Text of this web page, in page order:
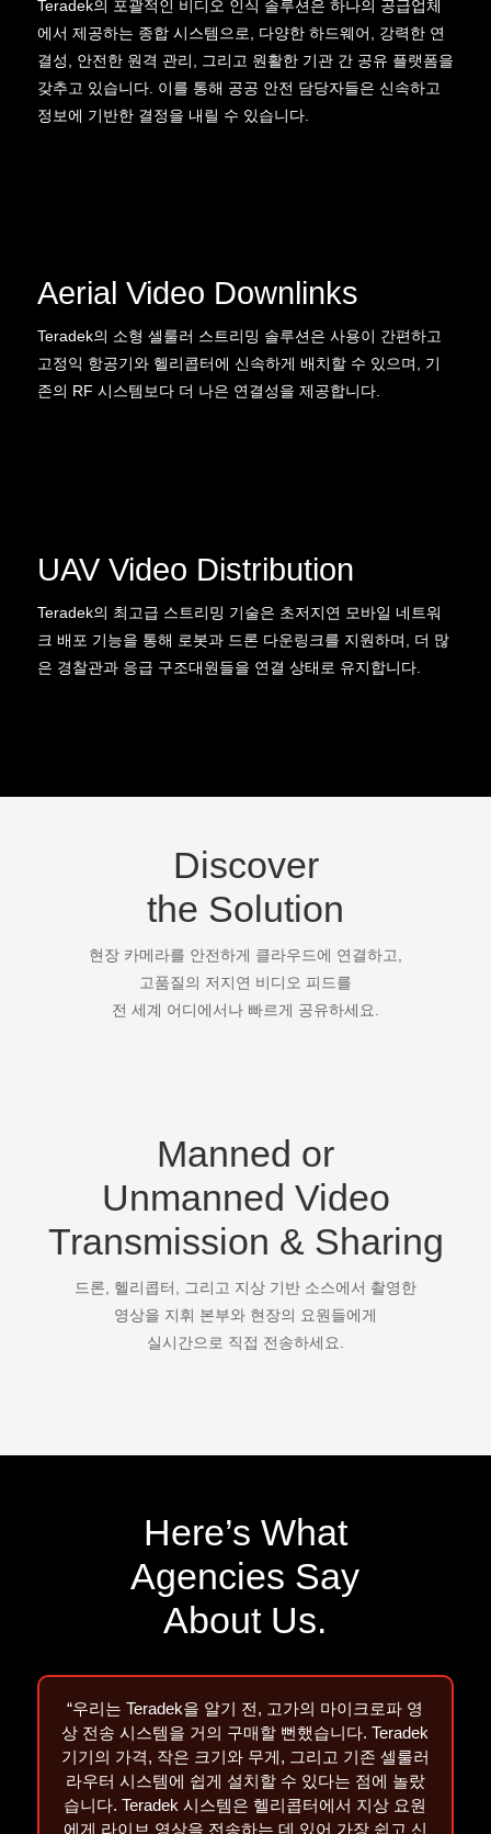
Teradek의 포괄적인 비디오 인식 솔루션은 하나의 공급업체
에서 제공하는 종합 시스템으로, 다양한 하드웨어, 강력한 연
결성, 안전한 원격 관리, 그리고 원활한 기관 간 공유 플랫폼을
갖추고 있습니다. 이를 통해 공공 안전 담당자들은 신속하고
정보에 기반한 결정을 내릴 수 있습니다.
Aerial Video Downlinks
Teradek의 소형 셀룰러 스트리밍 솔루션은 사용이 간편하고
고정익 항공기와 헬리콥터에 신속하게 배치할 수 있으며, 기
존의 RF 시스템보다 더 나은 연결성을 제공합니다.
UAV Video Distribution
Teradek의 최고급 스트리밍 기술은 초저지연 모바일 네트워
크 배포 기능을 통해 로봇과 드론 다운링크를 지원하며, 더 많
은 경찰관과 응급 구조대원들을 연결 상태로 유지합니다.
Discover
the Solution
현장 카메라를 안전하게 클라우드에 연결하고,
고품질의 저지연 비디오 피드를
전 세계 어디에서나 빠르게 공유하세요.
Manned or
Unmanned Video
Transmission & Sharing
드론, 헬리콥터, 그리고 지상 기반 소스에서 촬영한
영상을 지휘 본부와 현장의 요원들에게
실시간으로 직접 전송하세요.
Here’s What
Agencies Say
About Us.
“우리는 Teradek을 알기 전, 고가의 마이크로파 영
상 전송 시스템을 거의 구매할 뻔했습니다. Teradek
기기의 가격, 작은 크기와 무게, 그리고 기존 셀룰러
라우터 시스템에 쉽게 설치할 수 있다는 점에 놀랐
습니다. Teradek 시스템은 헬리콥터에서 지상 요원
에게 라이브 영상을 전송하는 데 있어 가장 쉽고 신